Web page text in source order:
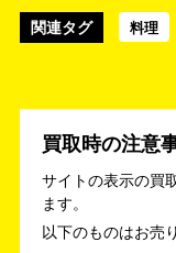
関連タグ 料理
買取時の注意
サイトの表示の買
ます。
以下のものはお売